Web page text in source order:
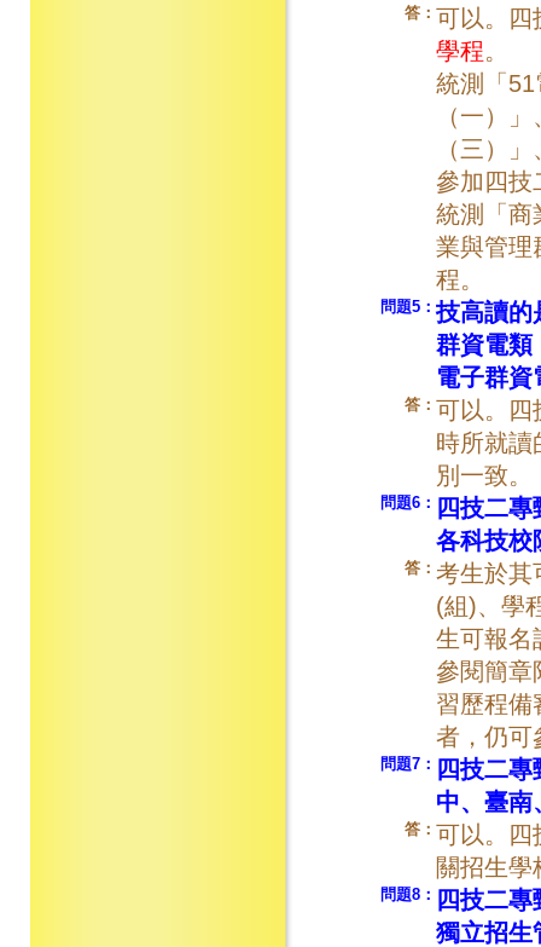
答： 可以。四
學程。
統測「
（一）
（三）
參加四技
統測「商
業與管理
程。
問題5： 技高讀的
群資電類
電子群資
答： 可以。四
時所就讀
別一致。
問題6： 四技二專
各科技校
答： 考生於其
(組)、學
生可報名
參閱簡章
習歷程備
者，仍可
問題7： 四技二
中、臺南
答： 可以。四
關招生學
問題8： 四技二
獨立招生